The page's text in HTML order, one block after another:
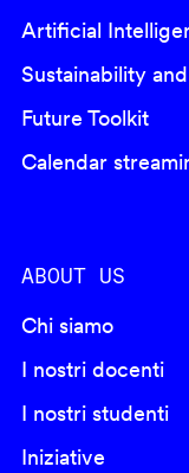
Artificial
Sustainability
Future Toolkit
Calendar
ABOUT US
Chi siamo
I nostri docenti
I nostri studenti
Iniziative